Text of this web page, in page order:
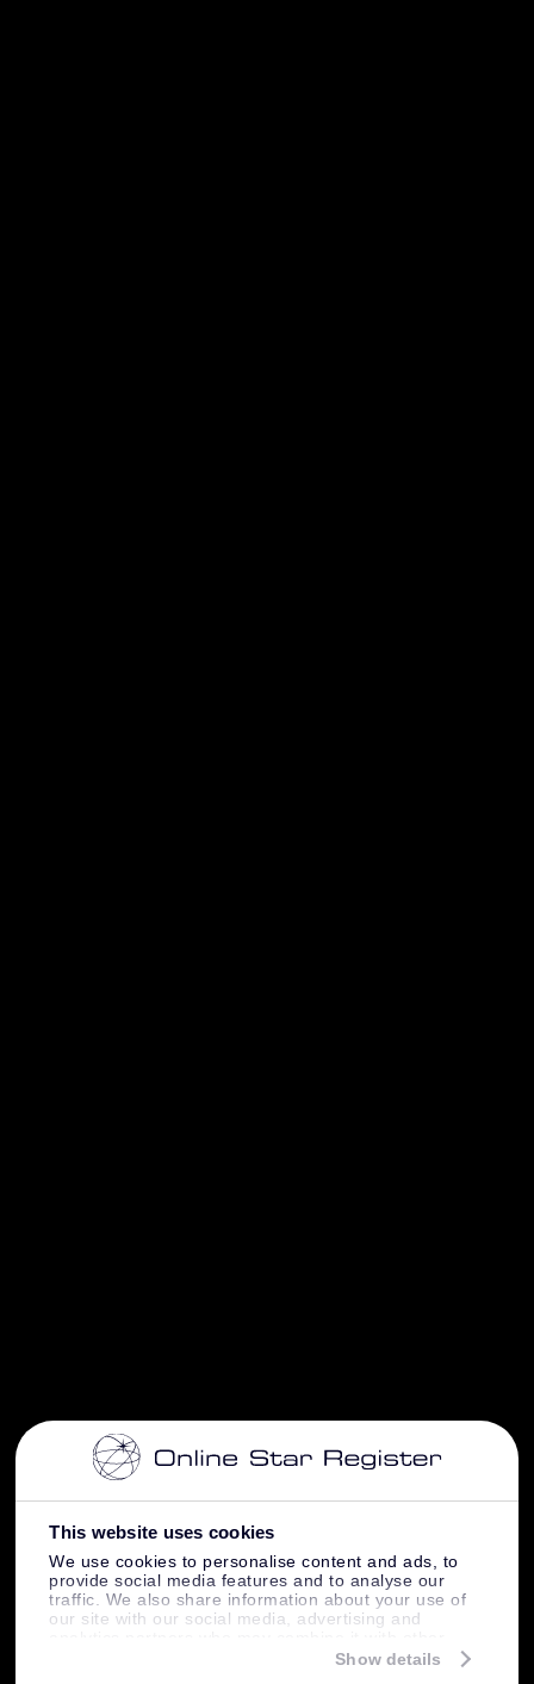
This website uses cookies
We use cookies to personalise content and ads, to
provide social media features and to analyse our
traffic. We also share information about your use of
our site with our social media, advertising and
information that you’ve provided to them or that
Show details